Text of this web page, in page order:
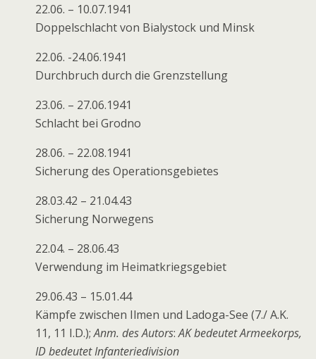
22.06. – 10.07.1941
Doppelschlacht von Bialystock und Minsk
22.06. -24.06.1941
Durchbruch durch die Grenzstellung
23.06. – 27.06.1941
Schlacht bei Grodno
28.06. – 22.08.1941
Sicherung des Operationsgebietes
28.03.42 – 21.04.43
Sicherung Norwegens
22.04. – 28.06.43
Verwendung im Heimatkriegsgebiet
29.06.43 – 15.01.44
Kämpfe zwischen Ilmen und Ladoga-See (7./ A.K.
11, 11 I.D.);Anm. des Autors:AK bedeutet Armeekorps,
ID bedeutet Infanteriedivision